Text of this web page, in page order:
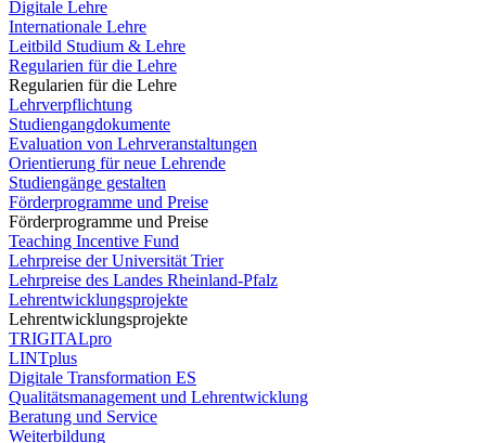
Digitale Lehre
Internationale Lehre
Leitbild Studium & Lehre
Regularien für die Lehre
Regularien für die Lehre
Lehrverpflichtung
Studiengangdokumente
Evaluation von Lehrveranstaltungen
Orientierung für neue Lehrende
Studiengänge gestalten
Förderprogramme und Preise
Förderprogramme und Preise
Teaching Incentive Fund
Lehrpreise der Universität Trier
Lehrpreise des Landes Rheinland-Pfalz
Lehrentwicklungsprojekte
Lehrentwicklungsprojekte
TRIGITALpro
LINTplus
Digitale Transformation ES
Qualitätsmanagement und Lehrentwicklung
Beratung und Service
Weiterbildung